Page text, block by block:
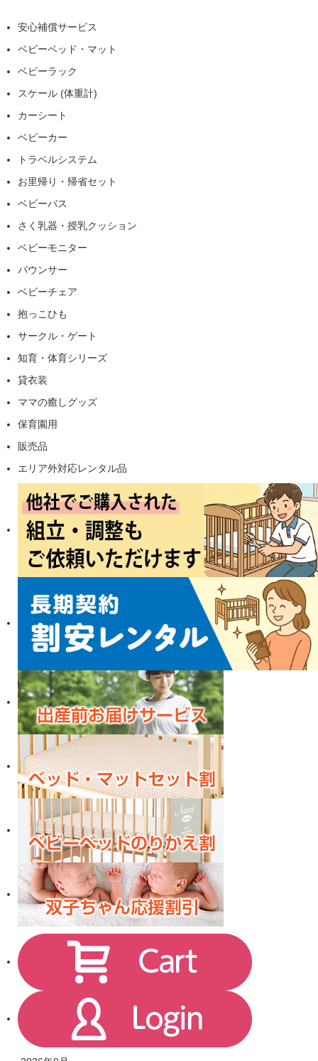
安心補償サービス
ベビーベッド・マット
ベビーラック
スケール (体重計)
カーシート
ベビーカー
トラベルシステム
お里帰り・帰省セット
ベビーバス
さく乳器・授乳クッション
ベビーモニター
バウンサー
ベビーチェア
抱っこひも
サークル・ゲート
知育・体育シリーズ
貸衣装
ママの癒しグッズ
保育園用
販売品
エリア外対応レンタル品